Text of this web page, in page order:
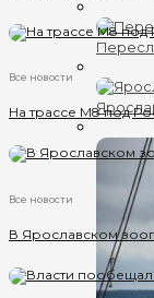
Все новости
На трассе М8 под
Все новости
В Ярославском